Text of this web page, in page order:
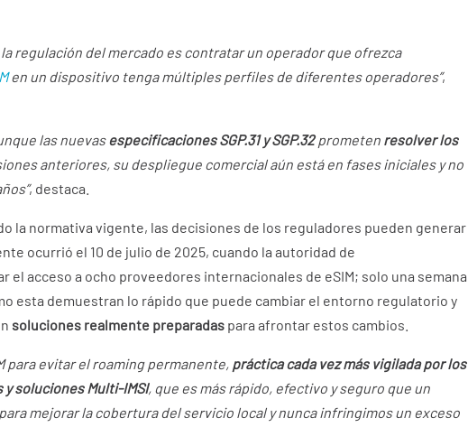
regulación del mercado es contratar un operador que ofrezca
en un dispositivo tenga múltiples perfiles de diferentes operadores”,
las nuevasespecificaciones SGP.31 y SGP.32prometen resolver los
anteriores, su despliegue comercial aún está en fases iniciales y no
, destaca.
la normativa vigente, las decisiones de los reguladores pueden generar
ocurrió el 10 de julio de 2025, cuando la autoridad de
el acceso a ocho proveedores internacionales de eSIM; solo una semana
esta demuestran lo rápido que puede cambiar el entorno regulatorio y
soluciones realmente preparadas para afrontar estos cambios.
para evitar el roaming permanente, práctica cada vez más vigilada por los
soluciones Multi-IMSI, que es más rápido, efectivo y seguro que un
mejorar la cobertura del servicio local y nunca infringimos un exceso